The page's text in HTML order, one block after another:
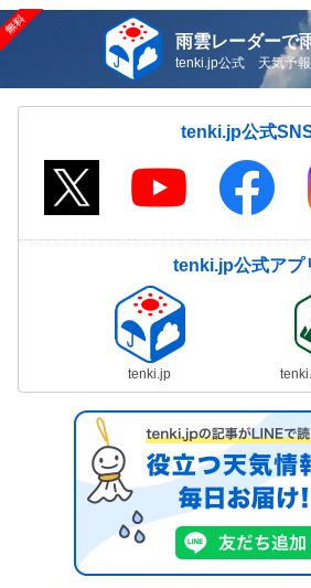
雨雲レーダーで
tenki.jp公式 天気予報
tenki.jp公式
tenki.jp公式アプ
tenki.jp